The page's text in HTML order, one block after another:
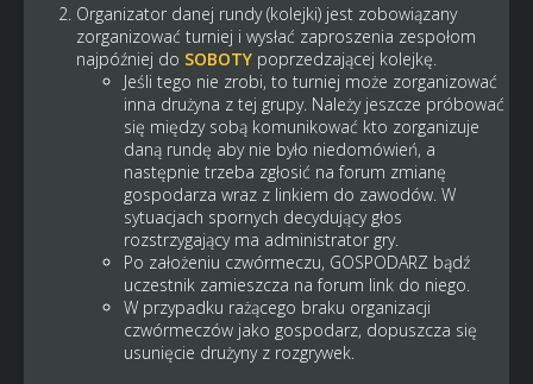
Organizator danej rundy (kolejki) jest zobowiązany
zorganizować turniej i wysłać zaproszenia zespołom
najpóźniej do SOBOTYpoprzedzającej kolejkę.
Jeśli tego nie zrobi, to turniej może zorganizować
inna drużyna z tej grupy. Należy jeszcze próbować
się między sobą komunikować kto zorganizuje
daną rundę aby nie było niedomówień, a
następnie trzeba zgłosić na forum zmianę
gospodarza wraz z linkiem do zawodów. W
sytuacjach spornych decydujący głos
rozstrzygający ma administrator gry.
Po założeniu czwórmeczu, GOSPODARZ bądź
uczestnik zamieszcza na forum link do niego.
W przypadku rażącego braku organizacji
czwórmeczów jako gospodarz, dopuszcza się
usunięcie drużyny z rozgrywek.